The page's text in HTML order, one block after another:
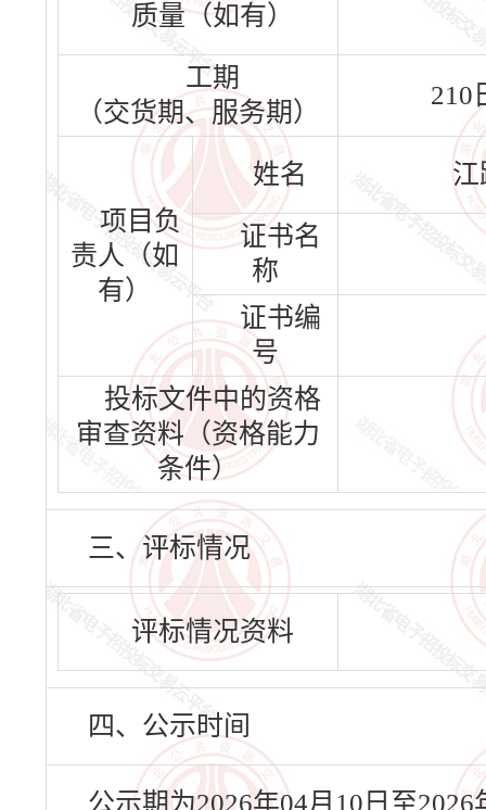
质量（如有）
工期
（交货期、服务期）
210
项目负
责人（如
有）
姓名 江
证书名
称
证书编
号
投标文件中的资格
审查资料（资格能力
条件）
三、评标情况
评标情况资料
四、公示时间
公示期为2026年04月10日至